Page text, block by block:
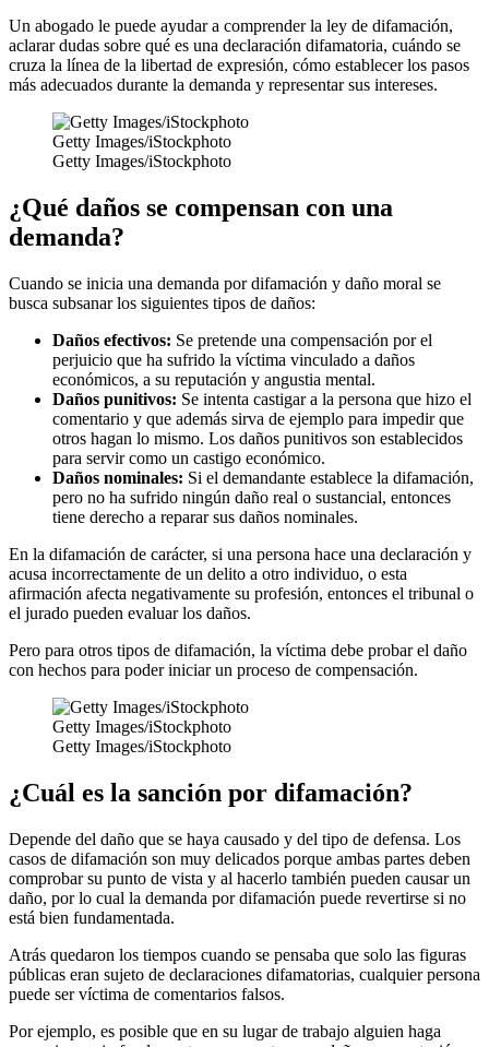
Un abogado le puede ayudar a comprender la ley de difamación,
aclarar dudas sobre qué es una declaración difamatoria, cuándo se
cruza la línea de la libertad de expresión, cómo establecer los pasos
más adecuados durante la demanda y representar sus intereses.
Getty Images/iStockphoto
Getty Images/iStockphoto
¿Qué daños se compensan con una
demanda?
Cuando se inicia una demanda por difamación y daño moral se
busca subsanar los siguientes tipos de daños:
Daños efectivos: Se pretende una compensación por el
perjuicio que ha sufrido la víctima vinculado a daños
económicos, a su reputación y angustia mental.
Daños punitivos: Se intenta castigar a la persona que hizo el
comentario y que además sirva de ejemplo para impedir que
otros hagan lo mismo. Los daños punitivos son establecidos
para servir como un castigo económico.
Daños nominales: Si el demandante establece la difamación,
pero no ha sufrido ningún daño real o sustancial, entonces
tiene derecho a reparar sus daños nominales.
En la difamación de carácter, si una persona hace una declaración y
acusa incorrectamente de un delito a otro individuo, o esta
afirmación afecta negativamente su profesión, entonces el tribunal o
el jurado pueden evaluar los daños.
Pero para otros tipos de difamación, la víctima debe probar el daño
con hechos para poder iniciar un proceso de compensación.
Getty Images/iStockphoto
Getty Images/iStockphoto
¿Cuál es la sanción por difamación?
Depende del daño que se haya causado y del tipo de defensa. Los
casos de difamación son muy delicados porque ambas partes deben
comprobar su punto de vista y al hacerlo también pueden causar un
daño, por lo cual la demanda por difamación puede revertirse si no
está bien fundamentada.
Atrás quedaron los tiempos cuando se pensaba que solo las figuras
públicas eran sujeto de declaraciones difamatorias, cualquier persona
puede ser víctima de comentarios falsos.
Por ejemplo, es posible que en su lugar de trabajo alguien haga